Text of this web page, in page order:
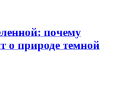
почему
о природе темной